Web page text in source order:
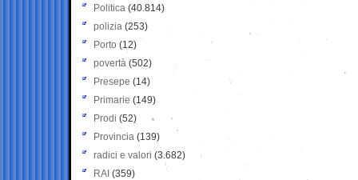
Politica (40.814)
polizia (253)
Porto (12)
povertà (502)
Presepe (14)
Primarie (149)
Prodi (52)
Provincia (139)
radici e valori (3.682)
RAI (359)